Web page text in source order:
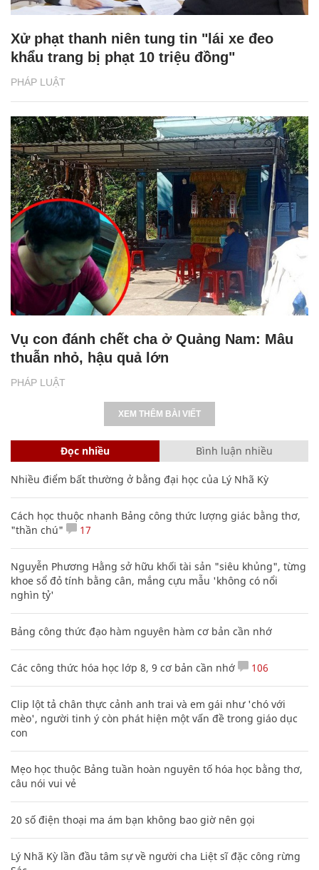
PHÁP LUẬT
Xử phạt thanh niên tung tin "lái xe đeo
khẩu trang bị phạt 10 triệu đồng"
PHÁP LUẬT
Vụ con đánh chết cha ở Quảng Nam: Mâu
thuẫn nhỏ, hậu quả lớn
XEM THÊM BÀI VIẾT
Đọc nhiều Bình luận nhiều
Nhiều điểm bất thường ở bằng đại học của Lý Nhã Kỳ
Cách học thuộc nhanh Bảng công thức lượng giác bằng thơ,
"thần chú"
17
Nguyễn Phương Hằng sở hữu khối tài sản "siêu khủng", từng
khoe sổ đỏ tính bằng cân, mắng cựu mẫu 'không có nổi
nghìn tỷ'
Bảng công thức đạo hàm nguyên hàm cơ bản cần nhớ
Các công thức hóa học lớp 8, 9 cơ bản cần nhớ 106
Clip lột tả chân thực cảnh anh trai và em gái như 'chó với
mèo', người tinh ý còn phát hiện một vấn đề trong giáo dục
con
Mẹo học thuộc Bảng tuần hoàn nguyên tố hóa học bằng thơ,
câu nói vui vẻ
20 số điện thoại ma ám bạn không bao giờ nên gọi
Lý Nhã Kỳ lần đầu tâm sự về người cha Liệt sĩ đặc công rừng